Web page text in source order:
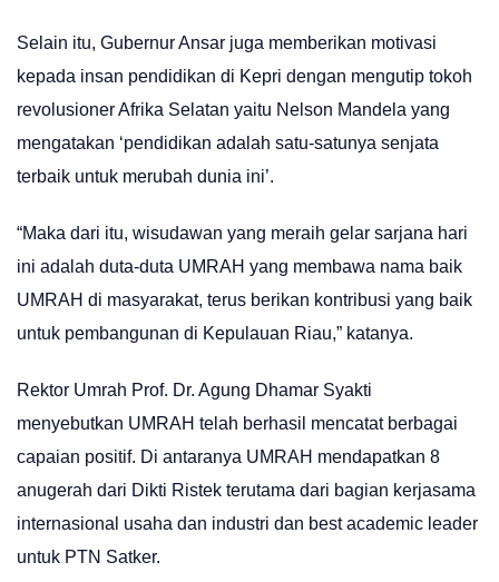
Selain itu, Gubernur Ansar juga memberikan motivasi
kepada insan pendidikan di Kepri dengan mengutip tokoh
revolusioner Afrika Selatan yaitu Nelson Mandela yang
mengatakan ‘pendidikan adalah satu-satunya senjata
terbaik untuk merubah dunia ini’.
“Maka dari itu, wisudawan yang meraih gelar sarjana hari
ini adalah duta-duta UMRAH yang membawa nama baik
UMRAH di masyarakat, terus berikan kontribusi yang baik
untuk pembangunan di Kepulauan Riau,” katanya.
Rektor Umrah Prof. Dr. Agung Dhamar Syakti
menyebutkan UMRAH telah berhasil mencatat berbagai
capaian positif. Di antaranya UMRAH mendapatkan 8
anugerah dari Dikti Ristek terutama dari bagian kerjasama
internasional usaha dan industri dan best academic leader
untuk PTN Satker.